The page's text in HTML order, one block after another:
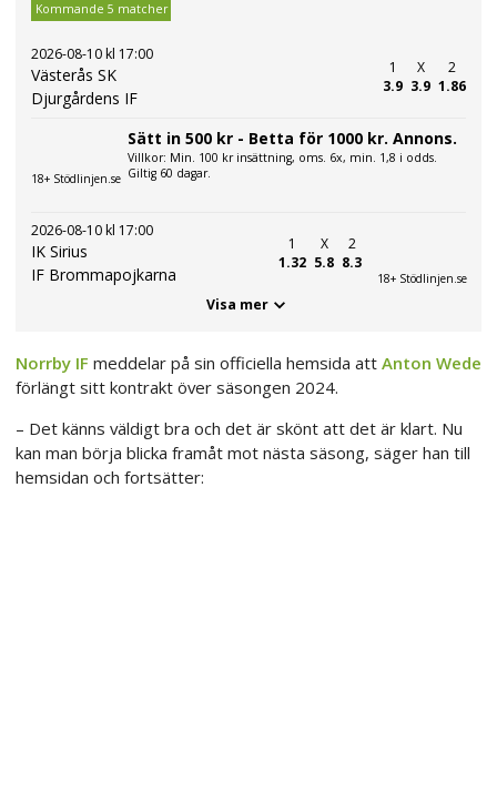
Kommande 5 matcher
2026-08-10 kl 17:00
Västerås SK
Djurgårdens IF
1
3.9
X
3.9
2
1.86
18+ Stödlinjen.se
Sätt in 500 kr - Betta för 1000 kr. Annons.
Villkor: Min. 100 kr insättning, oms. 6x, min. 1,8 i odds.
Giltig 60 dagar.
2026-08-10 kl 17:00
IK Sirius
IF Brommapojkarna
1
1.32
X
5.8
2
8.3
18+ Stödlinjen.se
Visa mer
Norrby IF meddelar på sin officiella hemsida att Anton Wede
förlängt sitt kontrakt över säsongen 2024.
– Det känns väldigt bra och det är skönt att det är klart. Nu
kan man börja blicka framåt mot nästa säsong, säger han till
hemsidan och fortsätter: